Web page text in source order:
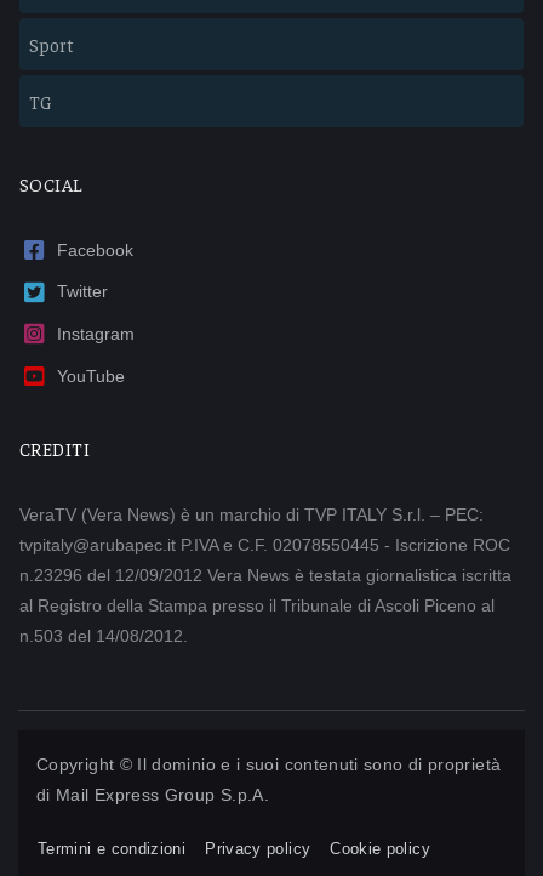
Sport
TG
SOCIAL
Facebook
Twitter
Instagram
YouTube
CREDITI
VeraTV (Vera News) è un marchio di TVP ITALY S.r.l. – PEC:
tvpitaly@arubapec.it P.IVA e C.F. 02078550445 - Iscrizione ROC
n.23296 del 12/09/2012 Vera News è testata giornalistica iscritta
al Registro della Stampa presso il Tribunale di Ascoli Piceno al
n.503 del 14/08/2012.
Copyright © Il dominio e i suoi contenuti sono di proprietà
di Mail Express Group S.p.A.
Termini e condizioni Privacy policy Cookie policy